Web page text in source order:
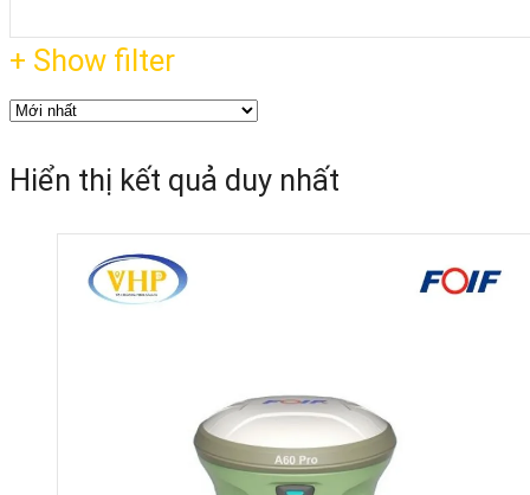
+ Show filter
Hiển thị kết quả duy nhất